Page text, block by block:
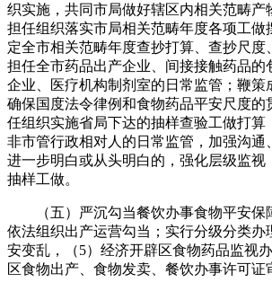
织实施，共同市局做好辖区内相关范畴产
担任组织落实市局相关范畴年度各项工做
定全市相关范畴年度查抄打算、查抄尺度
担任全市药品出产企业、间接接触药品的
企业、医疗机构制剂室的日常监管；鞭策
确保国度法令律例和食物药品平安尺度的
任组织实施省局下达的抽样查验工做打算
非市管行政相对人的日常监管，加强沟通
进一步明白或从头明白的，强化层级监视
抽样工做。
（五）严沉勾当餐饮办事食物平安保
依法组织出产运营勾当；实行分级分类办
安变乱，（5）经济开辟区食物药品监视
区食物出产、食物发卖、餐饮办事许可证